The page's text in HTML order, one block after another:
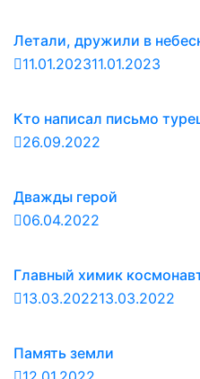
Летали, дружили в
11.01.202311.01.2023
Кто написал письмо
26.09.2022
Дважды герой
06.04.2022
Главный химик
13.03.202213.03.2022
Память земли